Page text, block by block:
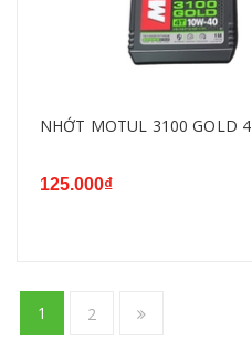
NHỚT MOTUL 3100 GOLD
125.000₫
1 2